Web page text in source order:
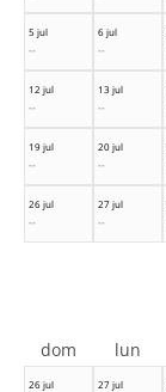
5 jul
--
6 jul
--
12 jul
--
13 jul
--
19 jul
--
20 jul
--
26 jul
--
27 jul
--
26 jul
27 jul
dom lun